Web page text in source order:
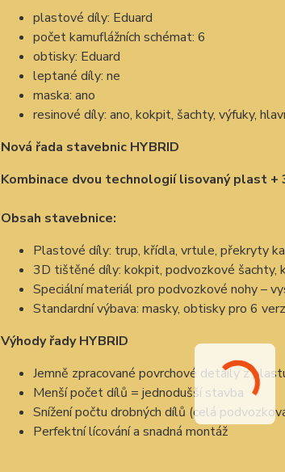
plastové díly: Eduard
počet kamuflážních schémat: 6
obtisky: Eduard
leptané díly: ne
maska: ano
resinové díly: ano, kokpit, šachty, výfuky,
Nová řada stavebnic HYBRID
Kombinace dvou technologií lisovaný plast +
Obsah stavebnice:
Plastové díly: trup, křídla, vrtule, překryty
3D tištěné díly: kokpit, podvozkové šachty,
Speciální materiál pro podvozkové nohy –
Standardní výbava: masky, obtisky pro 6
Výhody řady HYBRID
Jemně zpracované povrchové detaily z
Menší počet dílů = jednodušší stavba
Snížení počtu drobných dílů (celá
Perfektní lícování a snadná montáž